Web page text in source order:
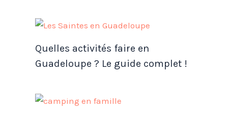
Quelles activités faire en
Guadeloupe ? Le guide complet !